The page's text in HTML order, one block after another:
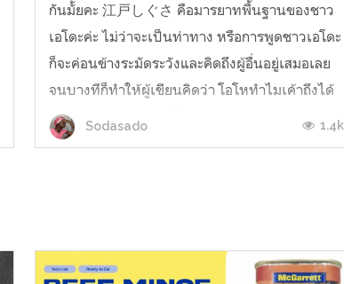
กันมั้ยคะ 江戸しぐさ คือมารยาทพื้นฐานของชาว
เอโดะค่ะ ไม่ว่าจะเป็นท่าทาง หรือการพูดชาวเอโดะ
ก็จะค่อนข้างระมัดระวังและคิดถึงผู้อื่นอยู่เสมอเลย
จนบางทีก็ทำให้ผู้เขียนคิดว่า โอโหทำไมเค้าถึงได้
คิดถึงคนอื่นได้ขนาดนี้นะอยากรู้มั้ยคะว่าชาวเอโดะ
มารยาทดีขนาดไหน มาลองอ่านกันได้เ...
Sodasado 1.4k